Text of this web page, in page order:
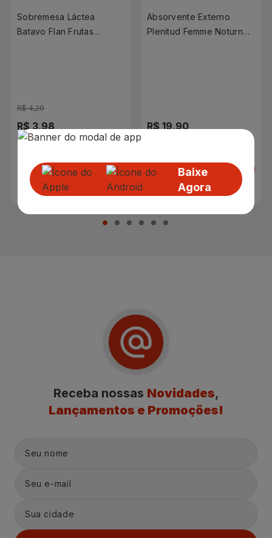
Sobremesa Láctea
Batavo Flan Frutas
R$ 4,29
R$ 3,98
Adicionar
Absorvente Externo
Plenitud Femme Noturno
R$ 19,90
Adicionar
Baixe
Agora
Receba nossas Novidades,
Lançamentos e Promoções!